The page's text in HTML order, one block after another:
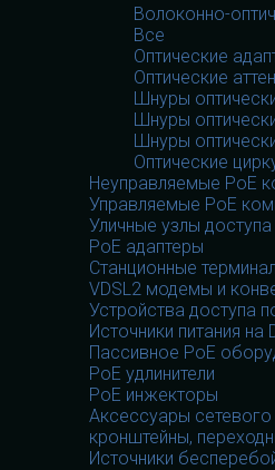
Волоконно-
Все
Оптические
Оптические
Шнуры
Шнуры
Шнуры
Оптические
Неуправляемые PoE
Управляемые PoE
Уличные узлы доступа
PoE адаптеры
Станционные
VDSL2 модемы и
Устройства доступа
Источники питания на
Пассивное PoE
PoE удлинители
PoE инжекторы
Аксессуары
кронштейны,
Источники